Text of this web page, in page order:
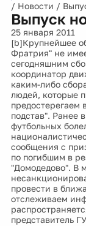
/ Новости /
Выпуск
25 января 2011
[b]Крупнейшее
Фратрия" не
сегодняшним
координатор
каким-либо
людей, которые
предостерегаем
подстав". Ранее
футбольных
сообщения с
по погибшим в
"Домодедово". В
провести в
отслеживаем
представитель